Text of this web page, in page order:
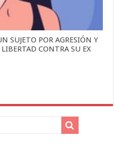
SUJETO POR AGRESIÓN Y
CONTRA SU EX